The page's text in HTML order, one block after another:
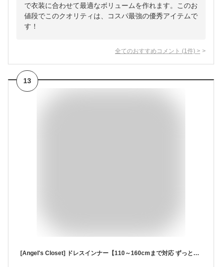
で衣装に合わせて最適なボリュームを作れます。このお
値段でこのクオリティは、コスパ最強の優秀アイテムで
す！
全てのおすすめコメント (1 件) >
13
[Angel's Closet] ドレスインナー【110～160cmまで対応 ずっと使える】 子ども 用 ジュニア 子供ドレス 下着 肩紐なし チューブトップ ベアトップ ドレスの下に着る 下着 肌着 アンダーウェア 発表